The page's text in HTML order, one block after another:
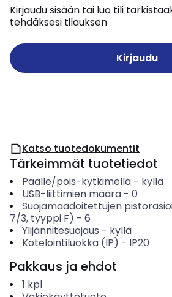
Kirjaudu sisään tai luo tili
tehdäksesi tilauksen
Kirjaudu
Katso tuotedokumentit
Tärkeimmät tuotetiedot
Päälle/pois-kytkimellä- kyllä
USB-liittimien määrä- 0
Suojamaadoitettujen
7/3, tyyppi F) - 6
Ylijännitesuojaus - kyllä
Kotelointiluokka (IP) - IP20
Pakkaus ja ehdot
1 kpl